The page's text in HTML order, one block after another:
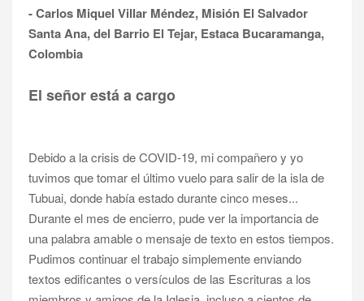
- Carlos Miquel Villar Méndez, Misión El Salvador
Santa Ana, del Barrio El Tejar, Estaca Bucaramanga,
Colombia
El señor está a cargo
Debido a la crisis de COVID-19, mi compañero y yo
tuvimos que tomar el último vuelo para salir de la isla de
Tubuai, donde había estado durante cinco meses...
Durante el mes de encierro, pude ver la importancia de
una palabra amable o mensaje de texto en estos tiempos.
Pudimos continuar el trabajo simplemente enviando
textos edificantes o versículos de las Escrituras a los